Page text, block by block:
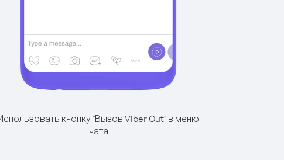
кнопку "Вызов Viber Out" в меню
чата